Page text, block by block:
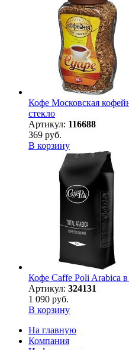
Кофе Московская
стекло
Артикул: 116688
369 руб.
В корзину
Кофе Caffe Poli Arabica в
Артикул: 324131
1 090 руб.
В корзину
На главную
Компания